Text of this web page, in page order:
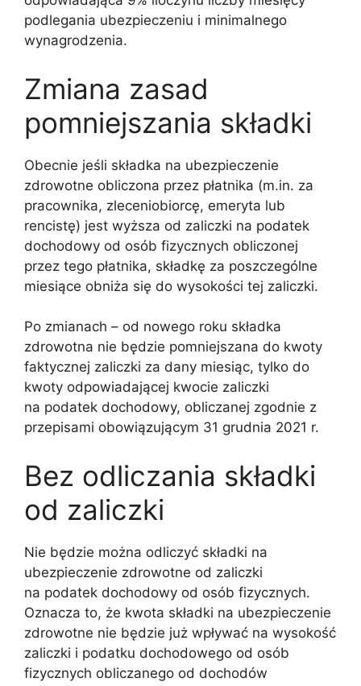
podlegania ubezpieczeniu i minimalnego
wynagrodzenia.
Zmiana zasad
pomniejszania składki
Obecnie jeśli składka na ubezpieczenie
zdrowotne obliczona przez płatnika (m.in. za
pracownika, zleceniobiorcę, emeryta lub
rencistę) jest wyższa od zaliczki na podatek
dochodowy od osób fizycznych obliczonej
przez tego płatnika, składkę za poszczególne
miesiące obniża się do wysokości tej zaliczki.
Po zmianach – od nowego roku składka
zdrowotna nie będzie pomniejszana do kwoty
faktycznej zaliczki za dany miesiąc, tylko do
kwoty odpowiadającej kwocie zaliczki
na podatek dochodowy, obliczanej zgodnie z
przepisami obowiązującym 31 grudnia 2021 r.
Bez odliczania składki
od zaliczki
Nie będzie można odliczyć składki na
ubezpieczenie zdrowotne od zaliczki
na podatek dochodowy od osób fizycznych.
Oznacza to, że kwota składki na ubezpieczenie
zdrowotne nie będzie już wpływać na wysokość
zaliczki i podatku dochodowego od osób
fizycznych obliczanego od dochodów